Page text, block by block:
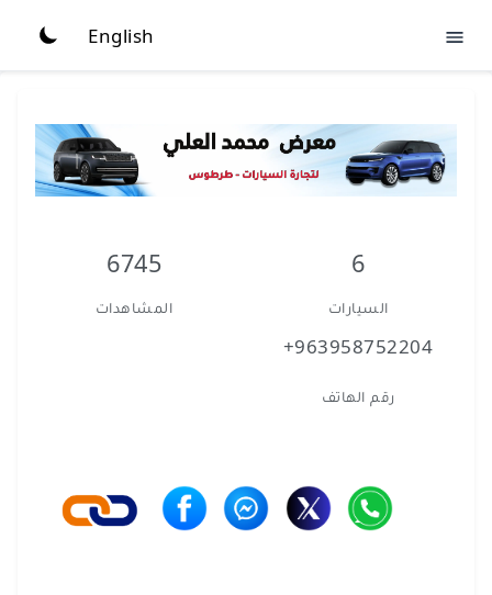
English
6
السيارات
6745
المشاهدات
+963958752204
رقم الهاتف